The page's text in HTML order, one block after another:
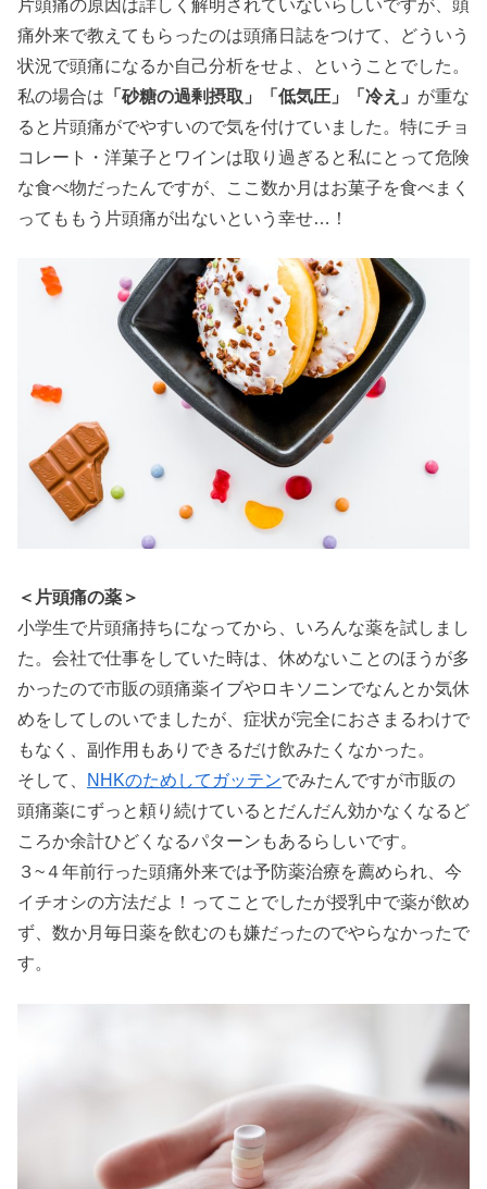
片頭痛の原因は詳しく解明されていないらしいですが、頭
痛外来で教えてもらったのは頭痛日誌をつけて、どういう
状況で頭痛になるか自己分析をせよ、ということでした。
私の場合は 「砂糖の過剰摂取」「低気圧」「冷え」 が重な
ると片頭痛がでやすいので気を付けていました。特にチョ
コレート・洋菓子とワインは取り過ぎると私にとって危険
な食べ物だったんですが、ここ数か月はお菓子を食べまく
ってももう片頭痛が出ないという幸せ…！
＜片頭痛の薬＞
小学生で片頭痛持ちになってから、いろんな薬を試しまし
た。会社で仕事をしていた時は、休めないことのほうが多
かったので市販の頭痛薬イブやロキソニンでなんとか気休
めをしてしのいでましたが、症状が完全におさまるわけで
もなく、副作用もありできるだけ飲みたくなかった。
そして、
NHKのためしてガッテンでみたんですが市販の
頭痛薬にずっと頼り続けているとだんだん効かなくなるど
ころか余計ひどくなるパターンもあるらしいです。
３~４年前行った頭痛外来では予防薬治療を薦められ、今
イチオシの方法だよ！ってことでしたが授乳中で薬が飲め
ず、数か月毎日薬を飲むのも嫌だったのでやらなかったで
す。